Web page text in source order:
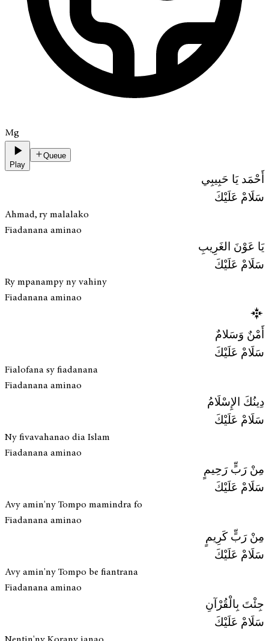
Mg
Play
Queue
أَحْمَد يَا حَبِيبِي
سَلَامْ عَلَيْكَ
Ahmad, ry malalako
Fiadanana aminao
يَا عَوْنَ الغَرِيبِ
سَلَامْ عَلَيْكَ
Ry mpanampy ny vahiny
Fiadanana aminao
أَمْنٌ وَسَلامٌ
سَلَامْ عَلَيْكَ
Fialofana sy fiadanana
Fiadanana aminao
دِينُكَ الإِسْلَامُ
سَلَامْ عَلَيْكَ
Ny fivavahanao dia Islam
Fiadanana aminao
مِنْ رَبٍّ رَحِيمٍ
سَلَامْ عَلَيْكَ
Avy amin'ny Tompo mamindra fo
Fiadanana aminao
مِنْ رَبٍّ كَرِيمٍ
سَلَامْ عَلَيْكَ
Avy amin'ny Tompo be fiantrana
Fiadanana aminao
جِئْتَ بِالْقُرْآنِ
سَلَامْ عَلَيْكَ